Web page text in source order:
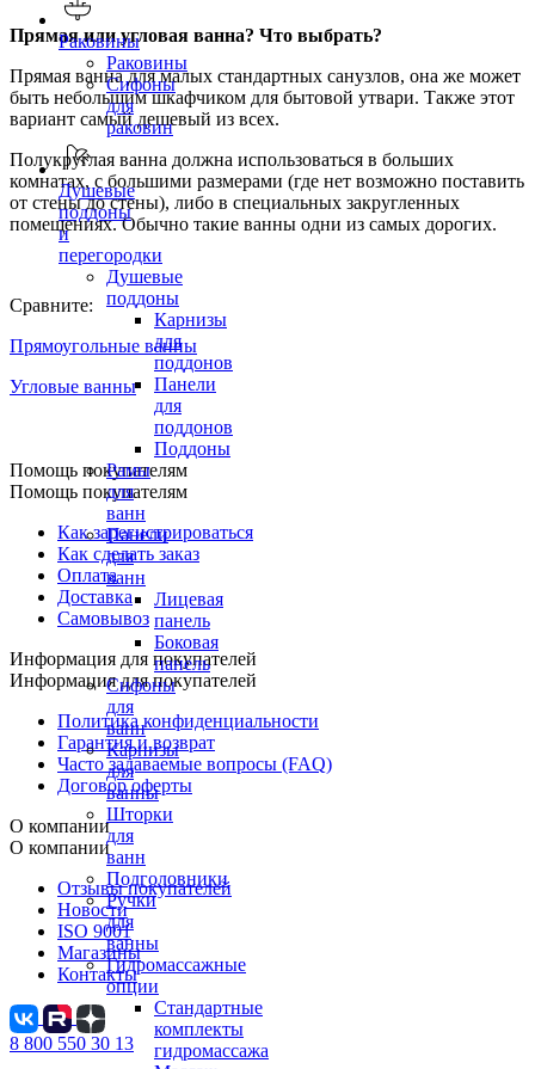
Раковины
Раковины
Сифоны
для
раковин
Душевые
поддоны
и
перегородки
Душевые
поддоны
Карнизы
для
поддонов
Панели
для
поддонов
Поддоны
Рамы
для
ванн
Панели
для
ванн
Лицевая
панель
Боковая
панель
Сифоны
для
ванн
Карнизы
для
ванны
Шторки
для
ванн
Подголовники
Ручки
для
ванны
Гидромассажные
опции
Стандартные
комплекты
гидромассажа
Прямая или угловая ванна? Что выбрать?
Прямая ванна для малых стандартных санузлов, она же может
быть небольшим шкафчиком для бытовой утвари. Также этот
вариант самый дешевый из всех.
Полукруглая ванна должна использоваться в больших
комнатах, с большими размерами (где нет возможно поставить
от стены до стены), либо в специальных закругленных
помещениях. Обычно такие ванны одни из самых дорогих.
Сравните:
Прямоугольные ванны
Угловые ванны
Помощь покупателям
Помощь покупателям
Как зарегистрироваться
Как сделать заказ
Оплата
Доставка
Самовывоз
Информация для покупателей
Информация для покупателей
Политика конфиденциальности
Гарантия и возврат
Часто задаваемые вопросы (FAQ)
Договор оферты
О компании
О компании
Отзывы покупателей
Новости
ISO 9001
Магазины
Контакты
8 800 550 30 13